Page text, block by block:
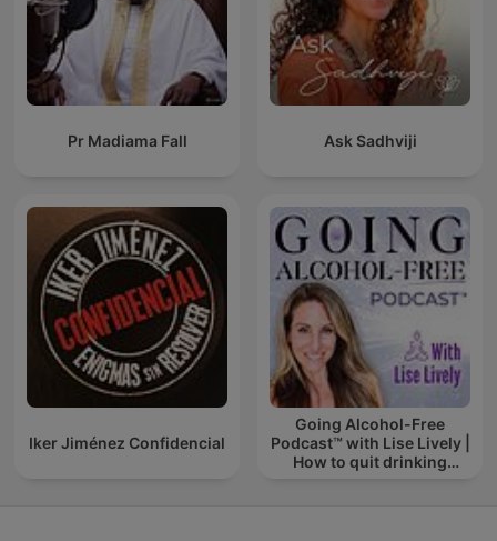
Pr Madiama Fall Ask Sadhviji
Iker Jiménez Confidencial
Going Alcohol-Free
Podcast™ with Lise Lively |
How to quit drinking